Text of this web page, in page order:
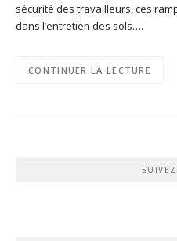
sécurité des travailleurs, ces
dans l’entretien des sols….
CONTINUER LA LECTURE